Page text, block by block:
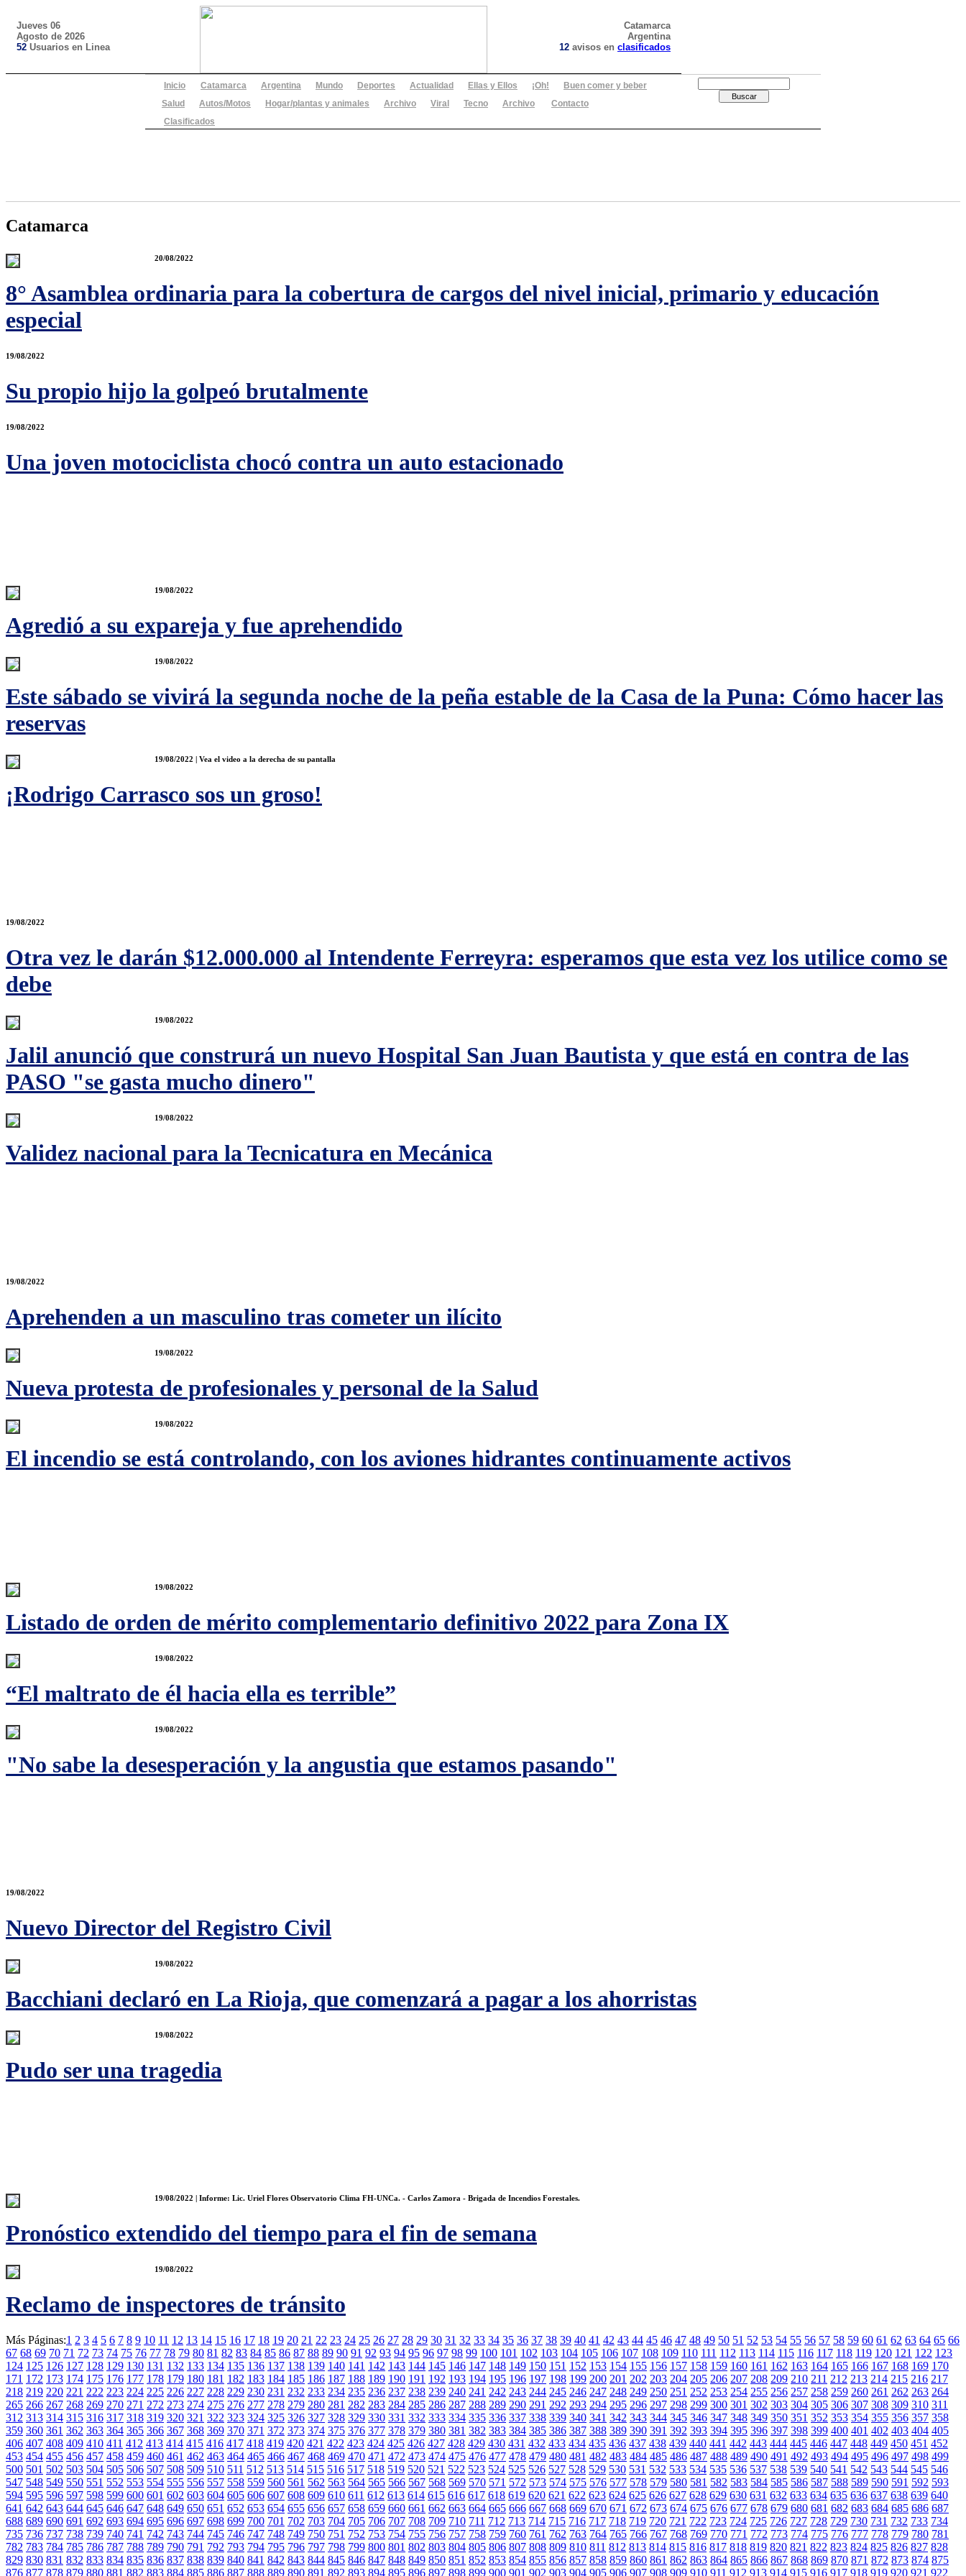
Jueves 06
Agosto de 2026
52 Usuarios en Linea
Catamarca
Argentina
12 avisos en clasificados
Inicio Catamarca Argentina Mundo Deportes Actualidad Ellas y Ellos ¡Oh!
Buen comer y beber
Salud
Autos/Motos Hogar/plantas y animales Archivo Viral Tecno Archivo
Contacto
Clasificados
Catamarca
20/08/2022
8° Asamblea ordinaria para la cobertura de cargos del nivel inicial, primario y educación
especial
19/08/2022
Su propio hijo la golpeó brutalmente
19/08/2022
Una joven motociclista chocó contra un auto estacionado
19/08/2022
Agredió a su expareja y fue aprehendido
19/08/2022
Este sábado se vivirá la segunda noche de la peña estable de la Casa de la Puna: Cómo hacer las
reservas
19/08/2022 | Vea el video a la derecha de su pantalla
¡Rodrigo Carrasco sos un groso!
19/08/2022
Otra vez le darán $12.000.000 al Intendente Ferreyra: esperamos que esta vez los utilice como se
debe
19/08/2022
Jalil anunció que construrá un nuevo Hospital San Juan Bautista y que está en contra de las
PASO "se gasta mucho dinero"
19/08/2022
Validez nacional para la Tecnicatura en Mecánica
19/08/2022
Aprehenden a un masculino tras cometer un ilícito
19/08/2022
Nueva protesta de profesionales y personal de la Salud
19/08/2022
El incendio se está controlando, con los aviones hidrantes continuamente activos
19/08/2022
Listado de orden de mérito complementario definitivo 2022 para Zona IX
19/08/2022
“El maltrato de él hacia ella es terrible”
19/08/2022
"No sabe la desesperación y la angustia que estamos pasando"
19/08/2022
Nuevo Director del Registro Civil
19/08/2022
Bacchiani declaró en La Rioja, que comenzará a pagar a los ahorristas
19/08/2022
Pudo ser una tragedia
19/08/2022 | Informe: Lic. Uriel Flores Observatorio Clima FH-UNCa. - Carlos Zamora - Brigada de Incendios Forestales.
Pronóstico extendido del tiempo para el fin de semana
19/08/2022
Reclamo de inspectores de tránsito
Más Páginas:1 2 3 4 5 6 7 8 9 10 11 12 13 14 15 16 17 18 19 20 21 22 23 24 25 26 27 28 29 30 31 32 33 34 35 36 37 38 39 40 41 42 43 44 45 46 47 48 49 50 51 52 53 54 55 56 57 58 59 60 61 62 63 64 65 66
67 68 69 70 71 72 73 74 75 76 77 78 79 80 81 82 83 84 85 86 87 88 89 90 91 92 93 94 95 96 97 98 99 100 101 102 103 104 105 106 107 108 109 110 111 112 113 114 115 116 117 118 119 120 121 122 123
124 125 126 127 128 129 130 131 132 133 134 135 136 137 138 139 140 141 142 143 144 145 146 147 148 149 150 151 152 153 154 155 156 157 158 159 160 161 162 163 164 165 166 167 168 169 170
171 172 173 174 175 176 177 178 179 180 181 182 183 184 185 186 187 188 189 190 191 192 193 194 195 196 197 198 199 200 201 202 203 204 205 206 207 208 209 210 211 212 213 214 215 216 217
218 219 220 221 222 223 224 225 226 227 228 229 230 231 232 233 234 235 236 237 238 239 240 241 242 243 244 245 246 247 248 249 250 251 252 253 254 255 256 257 258 259 260 261 262 263 264
265 266 267 268 269 270 271 272 273 274 275 276 277 278 279 280 281 282 283 284 285 286 287 288 289 290 291 292 293 294 295 296 297 298 299 300 301 302 303 304 305 306 307 308 309 310 311
312 313 314 315 316 317 318 319 320 321 322 323 324 325 326 327 328 329 330 331 332 333 334 335 336 337 338 339 340 341 342 343 344 345 346 347 348 349 350 351 352 353 354 355 356 357 358
359 360 361 362 363 364 365 366 367 368 369 370 371 372 373 374 375 376 377 378 379 380 381 382 383 384 385 386 387 388 389 390 391 392 393 394 395 396 397 398 399 400 401 402 403 404 405
406 407 408 409 410 411 412 413 414 415 416 417 418 419 420 421 422 423 424 425 426 427 428 429 430 431 432 433 434 435 436 437 438 439 440 441 442 443 444 445 446 447 448 449 450 451 452
453 454 455 456 457 458 459 460 461 462 463 464 465 466 467 468 469 470 471 472 473 474 475 476 477 478 479 480 481 482 483 484 485 486 487 488 489 490 491 492 493 494 495 496 497 498 499
500 501 502 503 504 505 506 507 508 509 510 511 512 513 514 515 516 517 518 519 520 521 522 523 524 525 526 527 528 529 530 531 532 533 534 535 536 537 538 539 540 541 542 543 544 545 546
547 548 549 550 551 552 553 554 555 556 557 558 559 560 561 562 563 564 565 566 567 568 569 570 571 572 573 574 575 576 577 578 579 580 581 582 583 584 585 586 587 588 589 590 591 592 593
594 595 596 597 598 599 600 601 602 603 604 605 606 607 608 609 610 611 612 613 614 615 616 617 618 619 620 621 622 623 624 625 626 627 628 629 630 631 632 633 634 635 636 637 638 639 640
641 642 643 644 645 646 647 648 649 650 651 652 653 654 655 656 657 658 659 660 661 662 663 664 665 666 667 668 669 670 671 672 673 674 675 676 677 678 679 680 681 682 683 684 685 686 687
688 689 690 691 692 693 694 695 696 697 698 699 700 701 702 703 704 705 706 707 708 709 710 711 712 713 714 715 716 717 718 719 720 721 722 723 724 725 726 727 728 729 730 731 732 733 734
735 736 737 738 739 740 741 742 743 744 745 746 747 748 749 750 751 752 753 754 755 756 757 758 759 760 761 762 763 764 765 766 767 768 769 770 771 772 773 774 775 776 777 778 779 780 781
782 783 784 785 786 787 788 789 790 791 792 793 794 795 796 797 798 799 800 801 802 803 804 805 806 807 808 809 810 811 812 813 814 815 816 817 818 819 820 821 822 823 824 825 826 827 828
829 830 831 832 833 834 835 836 837 838 839 840 841 842 843 844 845 846 847 848 849 850 851 852 853 854 855 856 857 858 859 860 861 862 863 864 865 866 867 868 869 870 871 872 873 874 875
876 877 878 879 880 881 882 883 884 885 886 887 888 889 890 891 892 893 894 895 896 897 898 899 900 901 902 903 904 905 906 907 908 909 910 911 912 913 914 915 916 917 918 919 920 921 922